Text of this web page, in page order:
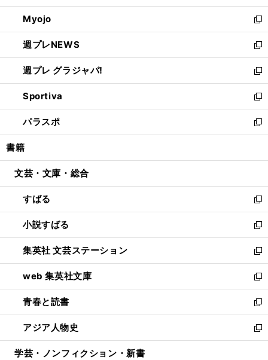
開
く
ウ
で
開
く
ン
ド
ウ
で
開
く
ウ
ィ
ン
ド
ウ
で
開
く
Myojo
新
し
い
ウ
ィ
ン
ド
ウ
で
開
週プレNEWS
新
し
い
ウ
ィ
ン
ド
ウ
開
週プレ グラジャパ!
新
し
い
ウ
ィ
ン
ウ
開
く
Sportiva
新
し
い
ウ
ン
ウ
で
開
く
パラスポ
新
し
ウ
ン
ド
ウ
で
開
く
書籍
文芸・文庫・総合
すばる
新
し
い
ウ
ィ
ン
ド
ウ
で
開
く
小説すばる
新
し
い
ウ
ィ
ン
ド
ウ
で
開
集英社 文芸ステーション
新
し
い
ウ
ィ
ン
ド
ウ
web 集英社文庫
新
し
い
ウ
ィ
ン
青春と読書
新
し
い
ウ
アジア人物史
新
し
学芸・ノンフィクション・新書